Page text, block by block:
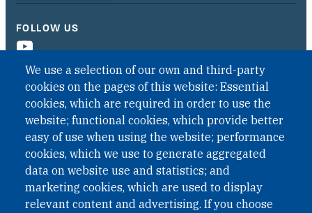
We use a selection of our own and third-party
cookies on the pages of this website: Essential
cookies, which are required in order to use the
website; functional cookies, which provide better
easy of use when using the website; performance
cookies, which we use to generate aggregated
data on website use and statistics; and
marketing cookies, which are used to display
relevant content and advertising. If you choose
FOLLOW US
QUICK LINKS
QUICK LINKS